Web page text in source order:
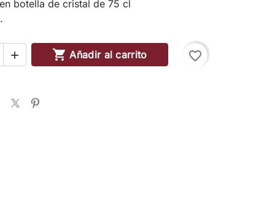
botella de cristal de 75 cl
  Añadir al carrito favorite_border